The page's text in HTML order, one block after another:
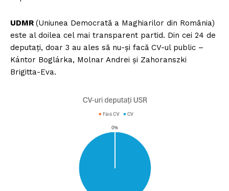
UDMR (Uniunea Democrată a Maghiarilor din România)
este al doilea cel mai transparent partid. Din cei 24 de
deputați, doar 3 au ales să nu-și facă CV-ul public –
Kántor Boglárka, Molnar Andrei și Zahoranszki
Brigitta-Eva.